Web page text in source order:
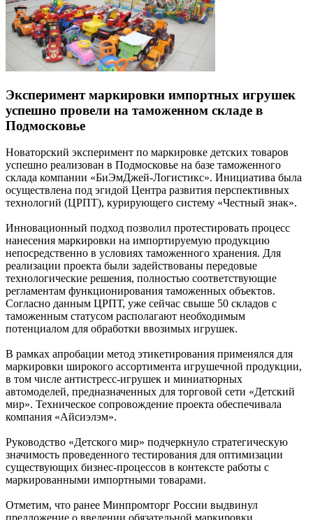
Эксперимент маркировки импортных игрушек
успешно провели на таможенном складе в
Подмосковье
Новаторский эксперимент по маркировке детских товаров
успешно реализован в Подмосковье на базе таможенного
склада компании «БиЭмДжей-Логистикс». Инициатива была
осуществлена под эгидой Центра развития перспективных
технологий (ЦРПТ), курирующего систему «Честный знак».
Инновационный подход позволил протестировать процесс
нанесения маркировки на импортируемую продукцию
непосредственно в условиях таможенного хранения. Для
реализации проекта были задействованы передовые
технологические решения, полностью соответствующие
регламентам функционирования таможенных объектов.
Согласно данным ЦРПТ, уже сейчас свыше 50 складов с
таможенным статусом располагают необходимым
потенциалом для обработки ввозимых игрушек.
В рамках апробации метод этикетирования применялся для
маркировки широкого ассортимента игрушечной продукции,
в том числе антистресс-игрушек и миниатюрных
автомоделей, предназначенных для торговой сети «Детский
мир». Техническое сопровождение проекта обеспечивала
компания «Айсиэлэм».
Руководство «Детского мир» подчеркнуло стратегическую
значимость проведенного тестирования для оптимизации
существующих бизнес-процессов в контексте работы с
маркированными импортными товарами.
Отметим, что ранее Минпромторг России выдвинул